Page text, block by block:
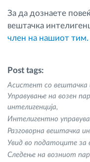
За да дознаете
вештачка
член на нашиот тим.
Post tags:
Асистент со вештачка
Управување на возен
интелигенција
Интелигентно
Разговорна вештачка
Увид во податоците за
Следење на возниот